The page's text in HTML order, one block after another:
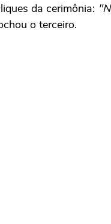
da cerimônia:
o terceiro.